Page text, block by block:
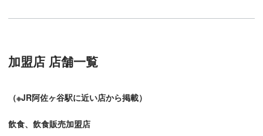
加盟店 店舗一覧
（※JR阿佐ヶ谷駅に近い店から掲載）
飲食、飲食販売加盟店